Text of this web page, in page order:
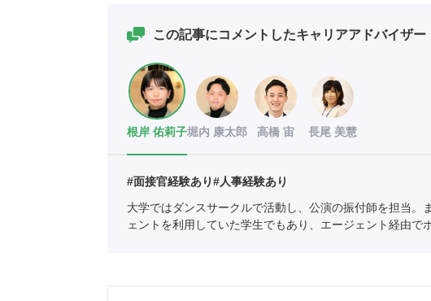
この記事にコメントしたキャリアアドバイザー
根岸 佑莉子堀内 康太郎 高橋 宙 長尾 美慧
#面接官経験あり#人事経験あり
大学ではダンスサークルで活動し、公演の振付師を担当。
ェントを利用していた学生でもあり、エージェント経由で